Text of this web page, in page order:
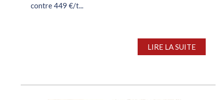
contre 449 €/t...
LIRE LA SUITE